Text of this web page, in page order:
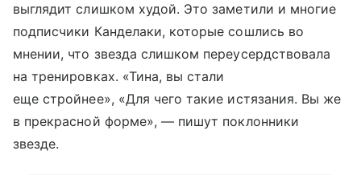
выглядит слишком худой. Это заметили и многие
подписчики Канделаки, которые сошлись во
мнении, что звезда слишком переусердствовала
на тренировках. «Тина, вы стали
еще стройнее», «Для чего такие истязания. Вы же
в прекрасной форме», — пишут поклонники
звезде.